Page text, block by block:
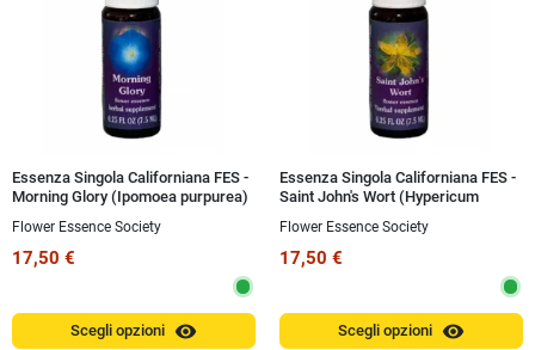
Essenza Singola Californiana FES -
Morning Glory (Ipomoea purpurea)
Flower Essence Society
17,50 €
Scegli opzioni visibility
Essenza Singola Californiana FES -
Saint John's Wort (Hypericum
Flower Essence Society
17,50 €
Scegli opzioni visibility